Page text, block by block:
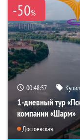
-50%
00:48:56
1-дневный тур
компании «Шарм»
Достоевская